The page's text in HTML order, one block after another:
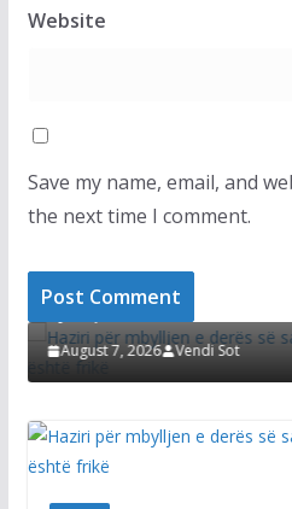
Website
Save my name, email, and
the next time I comment.
Haziri për mbylljen e derës
Ky veprim është frikë
August 7, 2026 Vendi Sot